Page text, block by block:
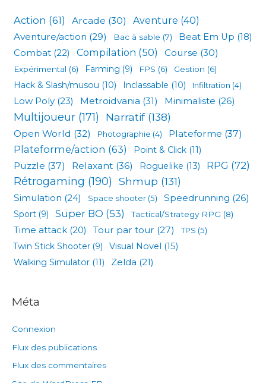
Action (61) Arcade (30) Aventure (40)
Aventure/action (29) Bac à sable (7) Beat Em Up (18)
Combat (22) Compilation (50) Course (30)
Expérimental (6) Farming (9) FPS (6) Gestion (6)
Hack & Slash/musou (10) Inclassable (10) Infiltration (4)
Low Poly (23) Metroidvania (31) Minimaliste (26)
Multijoueur (171) Narratif(138)
Open World (32) Photographie (4) Plateforme (37)
Plateforme/action (63) Point & Click (11)
Puzzle (37) Relaxant (36) Roguelike (13) RPG (72)
Rétrogaming (190) Shmup (131)
Simulation (24) Space shooter (5) Speedrunning (26)
Sport (9) Super BO (53) Tactical/Strategy RPG (8)
Time attack (20) Tour par tour (27) TPS (5)
Twin Stick Shooter (9) Visual Novel (15)
Walking Simulator (11) Zelda (21)
Méta
Connexion
Flux des publications
Flux des commentaires